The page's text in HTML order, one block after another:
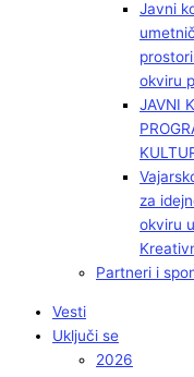
Javni
okviru
JAVNI
za
okviru
Partneri i
Vesti
Uključi se
2026